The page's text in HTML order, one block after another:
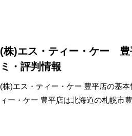
(株)エス・ティー・ケー 豊
ミ・評判情報
(株)エス・ティー・ケー 豊平店の基
ィー・ケー 豊平店は北海道の札幌市